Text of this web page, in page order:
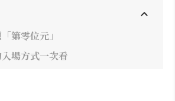
第零位元」
場方式一次看